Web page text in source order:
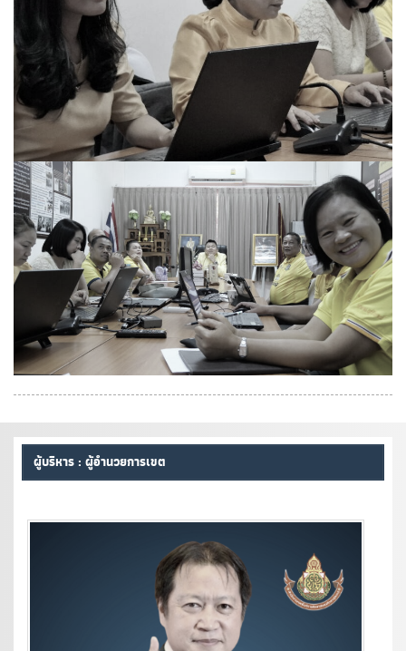
ผู้บริหาร : ผู้อำนวยการเขต